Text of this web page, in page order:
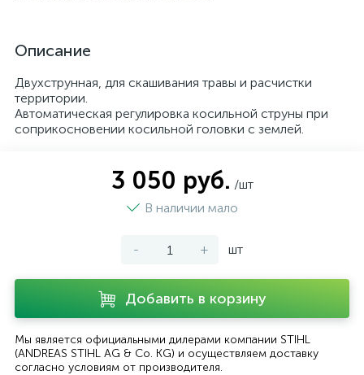
Описание
Двухструнная, для скашивания травы и расчистки
территории.
Автоматическая регулировка косильной струны при
соприкосновении косильной головки с землей.
3 050 руб. /шт
В наличии мало
- + шт
Добавить в корзину
Мы является официальными дилерами компании STIHL
(ANDREAS STIHL AG & Co. KG) и осуществляем доставку
согласно условиям от производителя.